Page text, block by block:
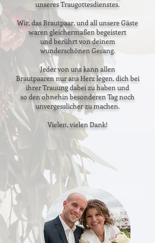
unseres Traugottesdienstes.
Wir, das Brautpaar, und all unsere Gäste
waren gleichermaßen begeistert
und berührt von deinem
wunderschönen Gesang.
Jeder von uns kann allen
Brautpaaren nur ans Herz legen, dich bei
ihrer Trauung dabei zu haben und
so den ohnehin besonderen Tag noch
unvergesslicher zu machen.
Vielen, vielen Dank!